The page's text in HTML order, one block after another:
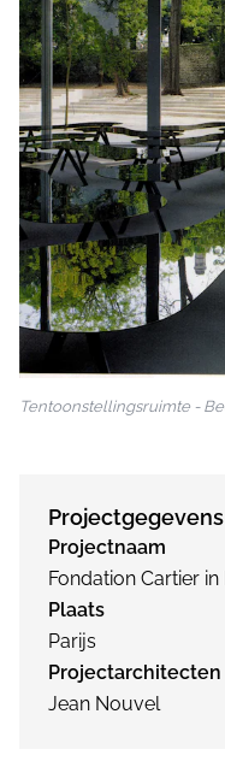
Tentoonstellingsruimte -
Projectgegevens
Projectnaam
Fondation Cartier
Plaats
Parijs
Projectarchitecten
Jean Nouvel